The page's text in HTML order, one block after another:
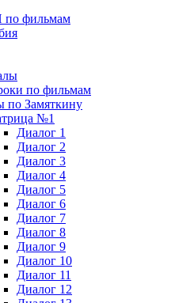
фильмам
по фильмам
по Замяткину
№1
Диалог 1
Диалог 2
Диалог 3
Диалог 4
Диалог 5
Диалог 6
Диалог 7
Диалог 8
Диалог 9
Диалог 10
Диалог 11
Диалог 12